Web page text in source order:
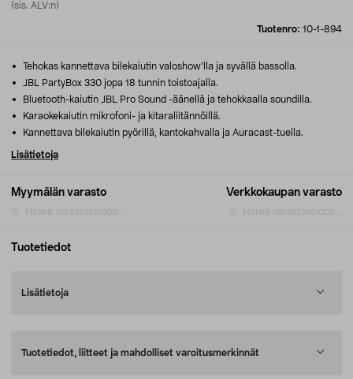
(sis. ALV:n)
Tuotenro: 10-1-894
Myymälän varasto
Hakee varastosaldoa...
Verkkokaupan varasto
Hakee varastosaldoa...
Tehokas kannettava bilekaiutin valoshow'lla ja syvällä bassolla.
JBL PartyBox 330 jopa 18 tunnin toistoajalla.
Bluetooth-kaiutin JBL Pro Sound -äänellä ja tehokkaalla soundilla.
Karaokekaiutin mikrofoni- ja kitaraliitännöillä.
Kannettava bilekaiutin pyörillä, kantokahvalla ja Auracast-tuella.
Lisätietoja
Tuotetiedot
Lisätietoja
Tuotetiedot, liitteet ja mahdolliset varoitusmerkinnät